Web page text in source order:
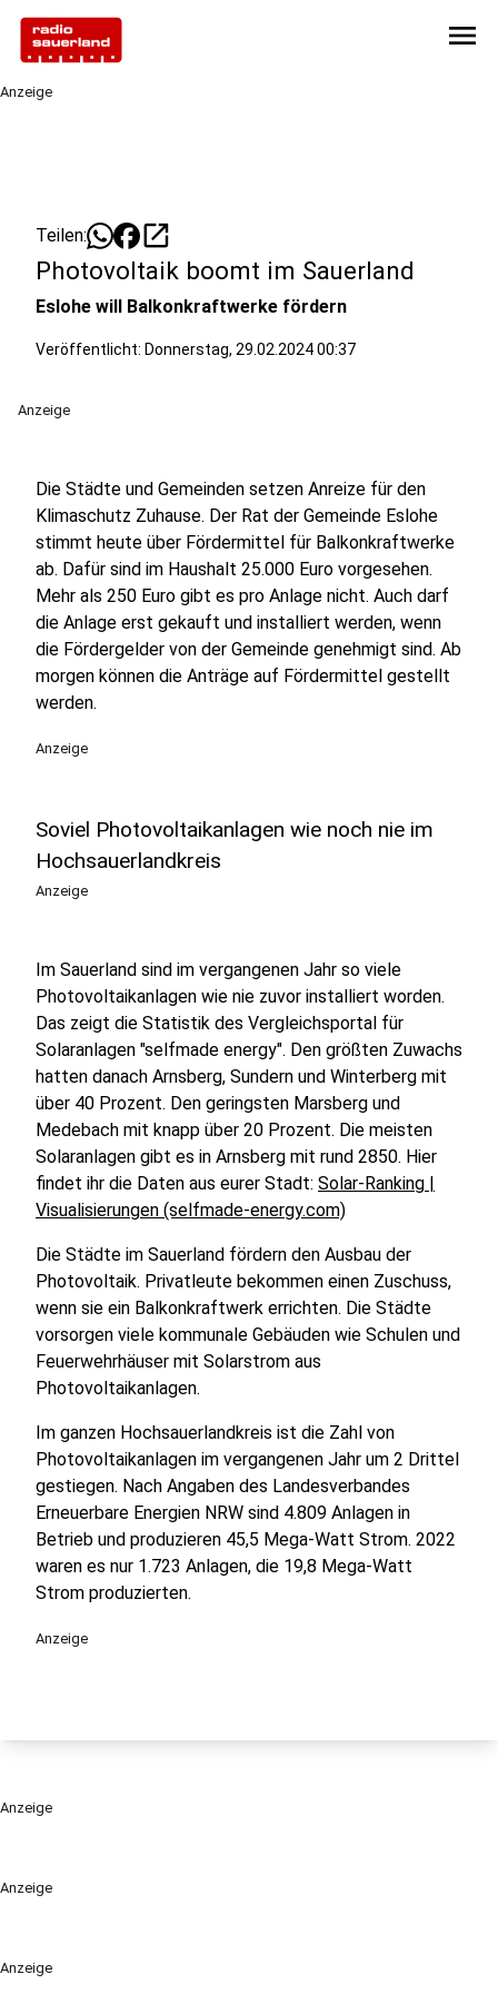
menu
Anzeige
Anzeige
Anzeige
Teilen: open_in_new
Photovoltaik boomt im Sauerland
Eslohe will Balkonkraftwerke fördern
Veröffentlicht: Donnerstag, 29.02.2024 00:37
Anzeige
Die Städte und Gemeinden setzen Anreize für den
Klimaschutz Zuhause. Der Rat der Gemeinde Eslohe
stimmt heute über Fördermittel für Balkonkraftwerke
ab. Dafür sind im Haushalt 25.000 Euro vorgesehen.
Mehr als 250 Euro gibt es pro Anlage nicht. Auch darf
die Anlage erst gekauft und installiert werden, wenn
die Fördergelder von der Gemeinde genehmigt sind. Ab
morgen können die Anträge auf Fördermittel gestellt
werden.
Anzeige
Soviel Photovoltaikanlagen wie noch nie im
Hochsauerlandkreis
Anzeige
Im Sauerland sind im vergangenen Jahr so viele
Photovoltaikanlagen wie nie zuvor installiert worden.
Das zeigt die Statistik des Vergleichsportal für
Solaranlagen "selfmade energy". Den größten Zuwachs
hatten danach Arnsberg, Sundern und Winterberg mit
über 40 Prozent. Den geringsten Marsberg und
Medebach mit knapp über 20 Prozent. Die meisten
Solaranlagen gibt es in Arnsberg mit rund 2850. Hier
findet ihr die Daten aus eurer Stadt: Solar-Ranking |
Visualisierungen (selfmade-energy.com)
Die Städte im Sauerland fördern den Ausbau der
Photovoltaik. Privatleute bekommen einen Zuschuss,
wenn sie ein Balkonkraftwerk errichten. Die Städte
vorsorgen viele kommunale Gebäuden wie Schulen und
Feuerwehrhäuser mit Solarstrom aus
Photovoltaikanlagen.
Im ganzen Hochsauerlandkreis ist die Zahl von
Photovoltaikanlagen im vergangenen Jahr um 2 Drittel
gestiegen. Nach Angaben des Landesverbandes
Erneuerbare Energien NRW sind 4.809 Anlagen in
Betrieb und produzieren 45,5 Mega-Watt Strom. 2022
waren es nur 1.723 Anlagen, die 19,8 Mega-Watt
Strom produzierten.
Anzeige
Anzeige